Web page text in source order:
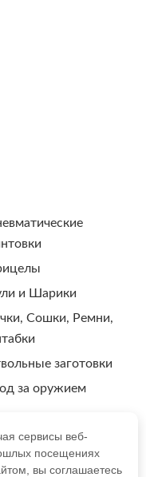
и Шарики
Сошки, Ремни,
заготовки
за оружием
сервисы веб-
посещениях
вы соглашаетесь